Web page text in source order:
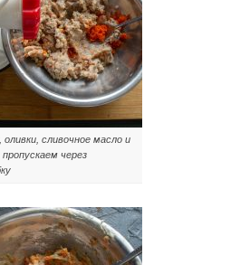
оливки, сливочное масло и
через